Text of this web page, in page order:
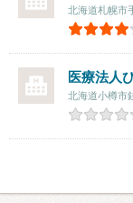
北海道札幌市
医療法人
北海道小樽市